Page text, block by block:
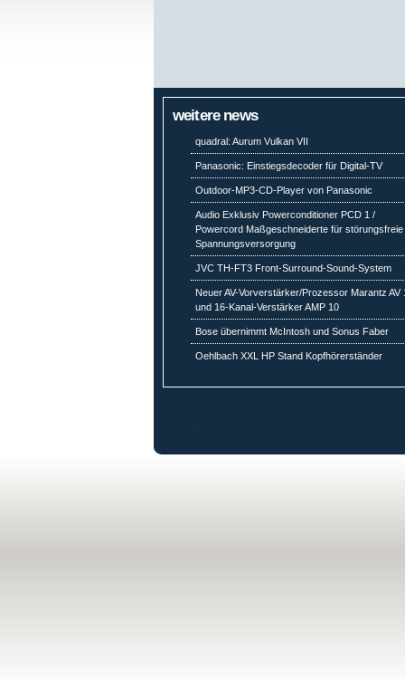
weitere news
quadral: Aurum Vulkan VII
Panasonic: Einstiegsdecoder für Digital-TV
Outdoor-MP3-CD-Player von Panasonic
Audio Exklusiv Powerconditioner PCD 1 /
Powercord Maßgeschneiderte für störungsfreie
Spannungsversorgung
JVC TH-FT3 Front-Surround-Sound-System
Neuer AV-Vorverstärker/Prozessor Marantz AV
und 16-Kanal-Verstärker AMP 10
Bose übernimmt McIntosh und Sonus Faber
Oehlbach XXL HP Stand Kopfhörerständer